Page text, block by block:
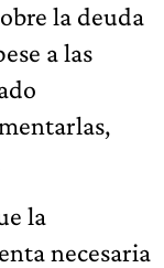
la deuda
a las
la
necesaria